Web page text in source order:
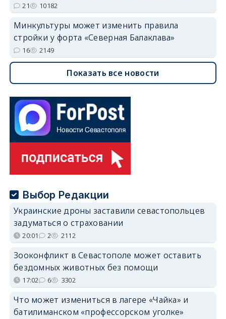
21 10182
Минкультуры может изменить правила
стройки у форта «Северная Балаклава»
16 2149
Показать все новости
Выбор Редакции
Украинские дроны заставили севастопольцев
задуматься о страховании
20:01 2 2112
Зооконфликт в Севастополе может оставить
бездомных животных без помощи
17:02 6 3302
Что может измениться в лагере «Чайка» и
батилиманском «профессорском уголке»